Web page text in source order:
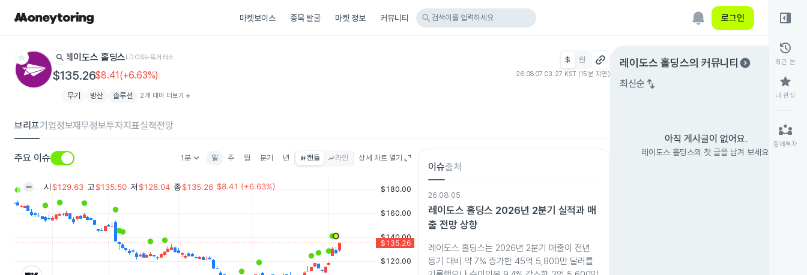
마켓보이스 종목 발굴 마켓 정보 커뮤니티 search 검색어를 입력하세요 로그인
star search 레이도스 홀딩스LDOS뉴욕거래소
$135.26$8.41(+6.63%)
$ 원
26.08.07 03:27 KST (15분 지연)
무기 방산 솔루션 2개 테마 더보기 add
브리프기업정보재무정보투자지표실적전망
주요 이슈 1분keyboard_arrow_down 일 주 월 분기 년 캔들 라인 상세 차트 열기
이슈출처
26.08.05
레이도스 홀딩스 2026년 2분기 실적과 매
출 전망 상향
레이도스 홀딩스는 2026년 2분기 매출이 전년
동기 대비 약 7% 증가한 45억 5,800만 달러를
레이도스 홀딩스의 커뮤니티 expand_circle_right
최신순 swap_vert
아직 게시글이 없어요.
레이도스 홀딩스의 첫 글을 남겨 보세요.
right_panel_open
history
최근 본
star
내 관심
partner_exchange
함께투자